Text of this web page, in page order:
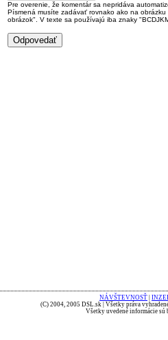
Pre overenie, že komentár sa nepridáva
Písmená musíte zadávať rovnako ako na
obrázok". V texte sa používajú iba znaky
NÁVŠTEVNOSŤ
(C) 2004, 2005 DSL.sk | Všetky práva
Všetky uvedené informácie sú